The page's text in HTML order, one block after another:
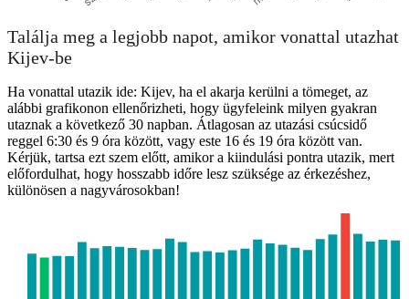
Találja meg a legjobb napot, amikor vonattal utazhat
Kijev-be
Ha vonattal utazik ide: Kijev, ha el akarja kerülni a tömeget, az
alábbi grafikonon ellenőrizheti, hogy ügyfeleink milyen gyakran
utaznak a következő 30 napban. Átlagosan az utazási csúcsidő
reggel 6:30 és 9 óra között, vagy este 16 és 19 óra között van.
Kérjük, tartsa ezt szem előtt, amikor a kiindulási pontra utazik, mert
előfordulhat, hogy hosszabb időre lesz szüksége az érkezéshez,
különösen a nagyvárosokban!